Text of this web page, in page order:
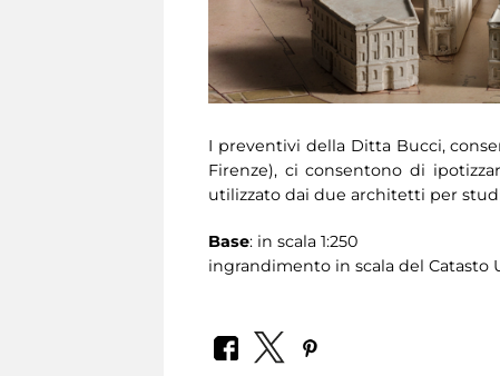
I preventivi della Ditta Bucci,
Firenze), ci consentono di
utilizzato dai due architetti per
Base: in scala 1:250
ingrandimento in scala del Catasto